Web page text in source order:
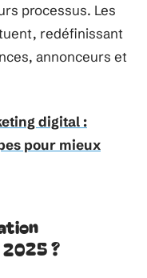
processus. Les
redéfinissant
annonceurs et
digital :
pour mieux
?